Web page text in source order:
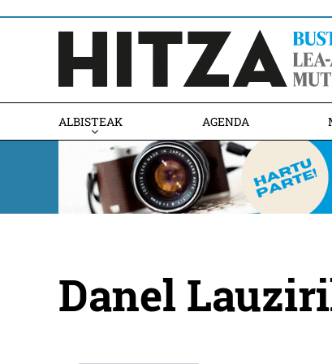
ALBISTEAK AGENDA
Danel